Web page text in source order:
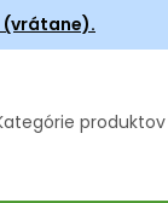
(vrátane).
produktov